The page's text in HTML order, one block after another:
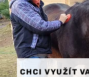
CHCI VYUŽÍT